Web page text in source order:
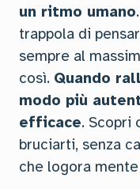
un ritmo umano
trappola di
sempre al
così. Quando
modo più
efficace. Scopri
bruciarti, senza
che logora